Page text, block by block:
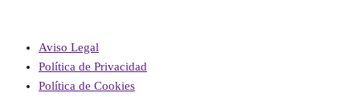
Aviso Legal
Política de Privacidad
Política de Cookies